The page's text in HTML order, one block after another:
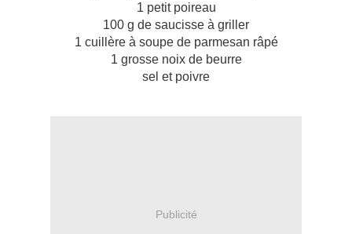
1 petit poireau
100 g de saucisse à griller
1 cuillère à soupe de parmesan râpé
1 grosse noix de beurre
sel et poivre
Publicité